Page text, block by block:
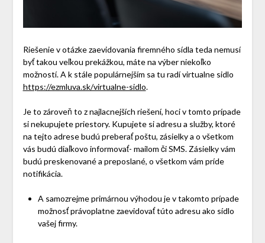
Riešenie v otázke zaevidovania firemného sídla teda nemusí
byť takou veľkou prekážkou, máte na výber niekoľko
možností. A k stále populárnejším sa tu radí virtualne sidlo
https://ezmluva.sk/virtualne-sidlo.
Je to zároveň to z najlacnejších riešení, hoci v tomto prípade
si nekupujete priestory. Kupujete si adresu a služby, ktoré
na tejto adrese budú preberať poštu, zásielky a o všetkom
vás budú diaľkovo informovať- mailom či SMS. Zásielky vám
budú preskenované a preposlané, o všetkom vám príde
notifikácia.
A samozrejme primárnou výhodou je v takomto prípade
možnosť právoplatne zaevidovať túto adresu ako sídlo
vašej firmy.